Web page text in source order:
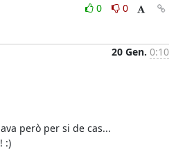
0
0
20 Gen. 0:10
però per si de cas...
:)